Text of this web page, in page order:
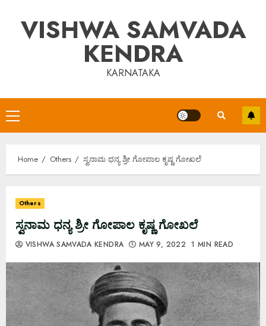
contentVISHWA SAMVADA
KENDRA
KARNATAKA
Primary
Menu
Home Others ಸ್ವನಾಮ ಧನ್ಯ ಶ್ರೀ ಗೋಪಾಲ ಕೃಷ್ಣ ಗೋಖಲೆ
Others
ಸ್ವನಾಮ ಧನ್ಯ ಶ್ರೀ ಗೋಪಾಲ ಕೃಷ್ಣ ಗೋಖಲೆ
VISHWA SAMVADA KENDRA MAY 9, 2022 1 MIN READ